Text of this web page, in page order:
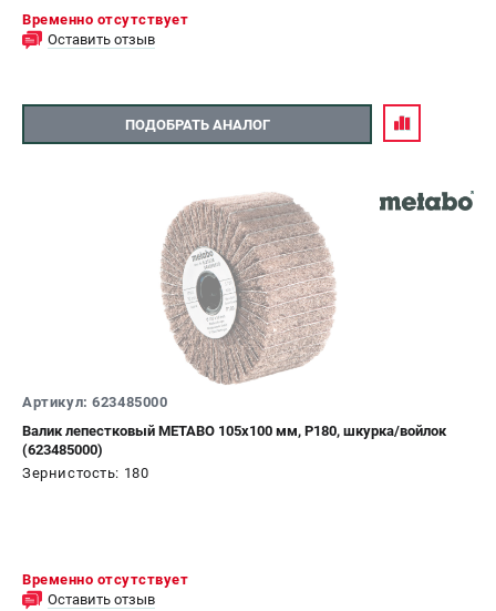
Временно отсутствует
Оставить отзыв
ПОДОБРАТЬ АНАЛОГ
Артикул: 623485000
Валик лепестковый METABO 105х100 мм, P180, шкурка/войлок
(623485000)
Зернистость: 180
Временно отсутствует
Оставить отзыв